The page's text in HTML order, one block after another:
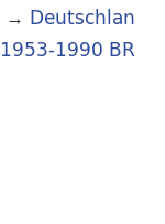
→ Deutschlan
1953-1990 BR